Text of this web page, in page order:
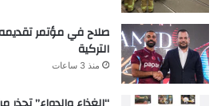
صلاح في مؤتمر
التركية
منذ 3 ساعات